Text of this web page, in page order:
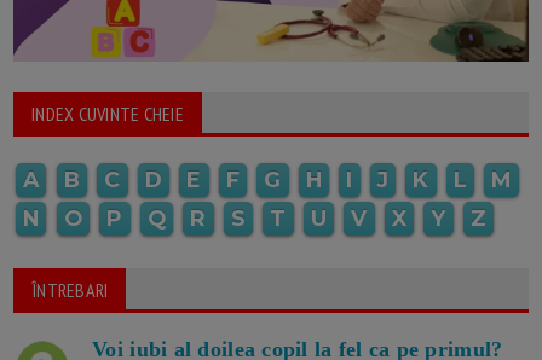
INDEX CUVINTE CHEIE
A B C D E F G H I J K L
M
N
O P Q R S T U V X Y Z
ÎNTREBARI
Voi iubi al doilea copil la fel ca pe primul?